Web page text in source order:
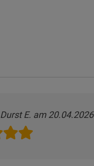
Durst E. am 20.04.2026